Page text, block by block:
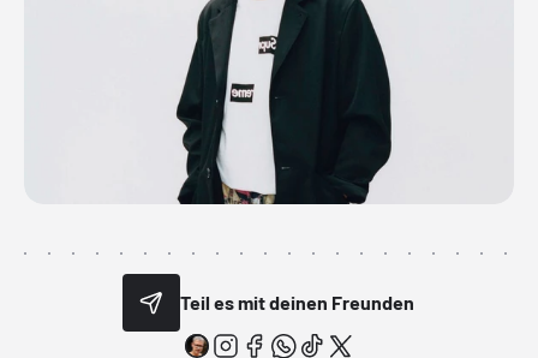
Teil es mit deinen Freunden